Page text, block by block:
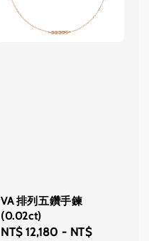
VA 排列五鑽手鍊
(0.02ct)
Sale
NT$ 12,180 - NT$